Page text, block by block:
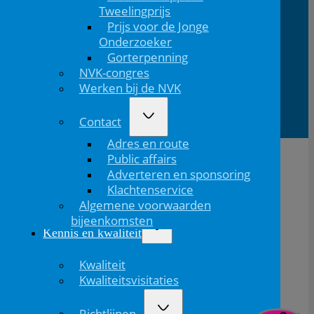
Tweelingprijs
Prijs voor de Jonge
Onderzoeker
Gorterpenning
NVK-congres
Werken bij de NVK
Contact
Adres en route
Public affairs
Adverteren en sponsoring
Klachtenservice
Algemene voorwaarden
bijeenkomsten
Kennis en kwaliteit
Kwaliteit
Kwaliteitsvisitaties
Patiëntinformatie
De NVK geeft geen medisch advies aan patiënten.
Wij adviseren je om contact op te nemen met jouw huisarts of behandelend arts.
Copyright © 2026, Nederlandse Vereniging voor Kindergeneeskunde